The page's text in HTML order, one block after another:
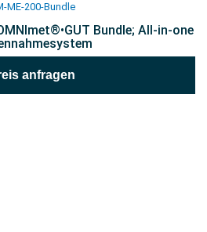
ME-200-Bundle
Bundle; All-in-one
anfragen